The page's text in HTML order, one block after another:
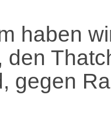
haben
den
gegen